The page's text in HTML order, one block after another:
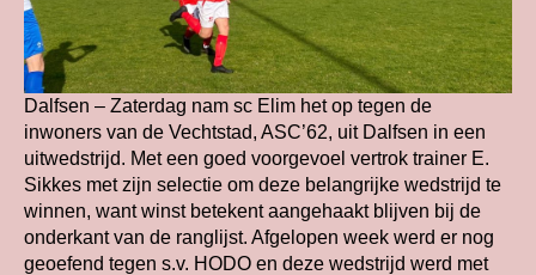
Dalfsen – Zaterdag nam sc Elim het op tegen de
inwoners van de Vechtstad, ASC’62, uit Dalfsen in een
uitwedstrijd. Met een goed voorgevoel vertrok trainer E.
Sikkes met zijn selectie om deze belangrijke wedstrijd te
winnen, want winst betekent aangehaakt blijven bij de
onderkant van de ranglijst. Afgelopen week werd er nog
geoefend tegen s.v. HODO en deze wedstrijd werd met